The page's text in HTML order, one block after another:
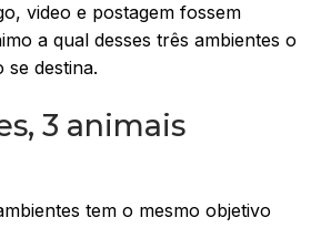
video e postagem fossem
a qual desses três ambientes o
destina.
3 animais
tem o mesmo objetivo